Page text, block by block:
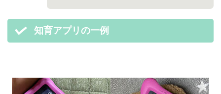
知育アプリの一例